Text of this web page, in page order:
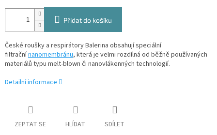
Přidat do košíku
České roušky a respirátory Balerina obsahují speciální
filtračnínanomembránu, která je velmi rozdílná od běžně používaných
materiálů typu melt-blown či nanovlákenných technologií.
Detailní informace
ZEPTAT SE HLÍDAT SDÍLET